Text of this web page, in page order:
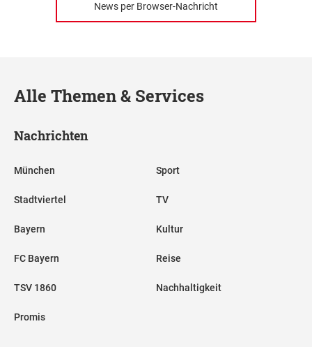
News per Browser-Nachricht
Alle Themen & Services
Nachrichten
München
Stadtviertel
Bayern
FC Bayern
TSV 1860
Promis
Sport
TV
Kultur
Reise
Nachhaltigkeit